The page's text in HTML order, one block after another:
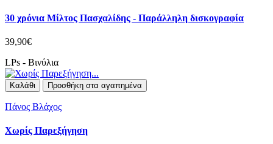
30 χρόνια Μίλτος Πασχαλίδης - Παράλληλη δισκογραφία
39,90€
LPs - Βινύλια
Καλάθι Προσθήκη στα αγαπημένα
Πάνος Βλάχος
Χωρίς Παρεξήγηση